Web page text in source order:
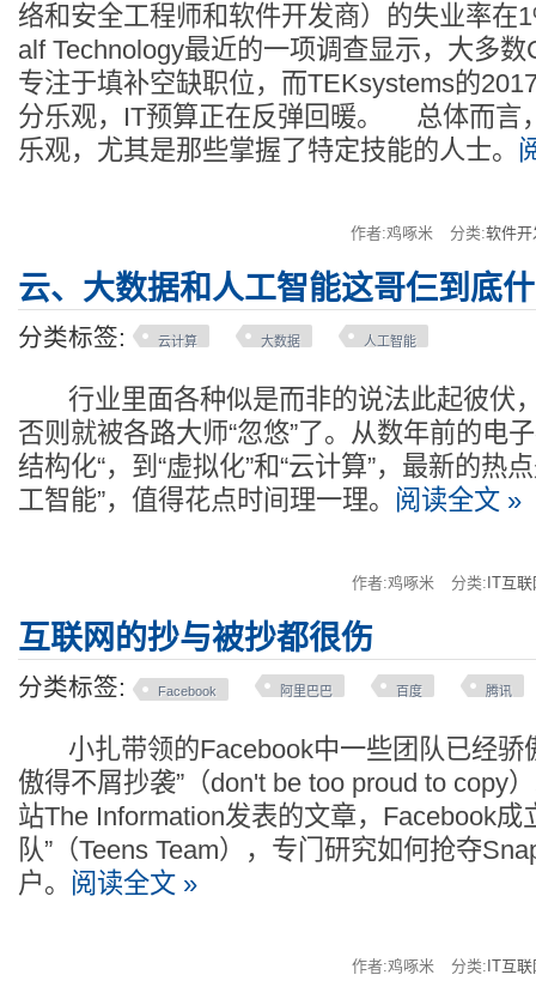
络和安全工程师和软件开发商）的失业率在
alf Technology最近的一项调查显示，大多
专注于填补空缺职位，而TEKsystems的
分乐观，IT预算正在反弹回暖。 总体而言
乐观，尤其是那些掌握了特定技能的人士。
作者:鸡啄米 分类:软件开
云、大数据和人工智能这哥仨到底
分类标签: 云计算 大数据 人工智能
行业里面各种似是而非的说法此起彼伏
否则就被各路大师“忽悠”了。从数年前的电
结构化“，到“虚拟化”和“云计算”，最新的热
工智能”，值得花点时间理一理。 阅读全文 »
作者:鸡啄米 分类: IT互
互联网的抄与被抄都很伤
分类标签: Facebook 阿里巴巴 百度 腾讯
小扎带领的Facebook中一些团队已经骄
傲得不屑抄袭”（don't be too proud to copy
站The Information发表的文章，Facebook成
队”（Teens Team），专门研究如何抢夺
户。 阅读全文 »
作者:鸡啄米 分类: IT互